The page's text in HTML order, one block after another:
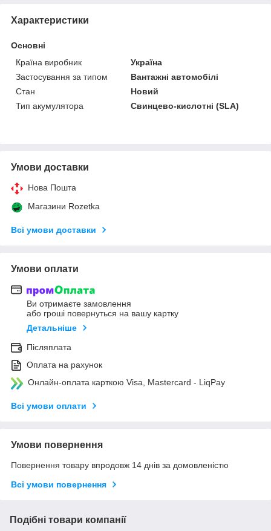
Характеристики
Основні
Країна виробник
Україна
Застосування за типом
Вантажні автомобілі
Стан
Новий
Тип акумулятора
Свинцево-кислотні (SLA)
Умови доставки
Нова Пошта
Магазини Rozetka
Всі умови доставки
Умови оплати
Ви отримаєте замовлення
або гроші повернуться на вашу картку
Детальніше
Післяплата
Оплата на рахунок
Онлайн-оплата карткою Visa, Mastercard - LiqPay
Всі умови оплати
Умови повернення
Повернення товару впродовж 14 днів за домовленістю
Всі умови повернення
Подібні товари компанії